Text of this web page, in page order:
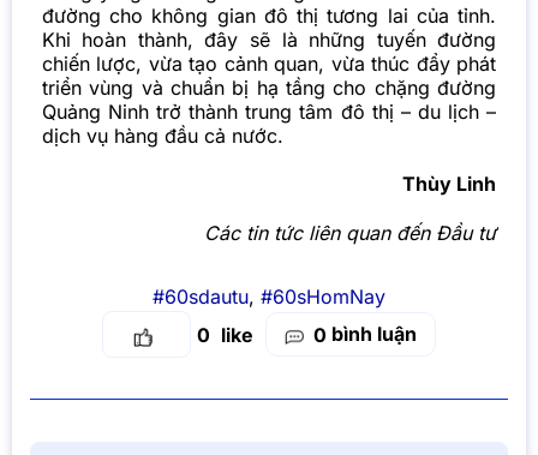
đường cho không gian đô thị tương lai của tỉnh.
Khi hoàn thành, đây sẽ là những tuyến đường
chiến lược, vừa tạo cảnh quan, vừa thúc đẩy phát
triển vùng và chuẩn bị hạ tầng cho chặng đường
Quảng Ninh trở thành trung tâm đô thị – du lịch –
dịch vụ hàng đầu cả nước.
Thùy Linh
Các tin tức liên quan đến Đầu tư
#60sdautu, #60sHomNay
0
0 bình luận